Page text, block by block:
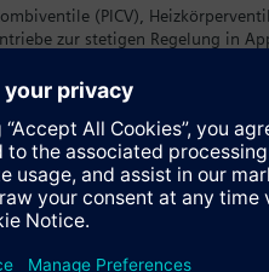
(PICV),
zur stetigen Regelung in
LED-Stellungsanzeige,
VUN.., Siemens MiniCombi-
Cazzaniga, Oventrop M30x1,5,
M30 x 1,5
nötig für Selbstkalibrierung